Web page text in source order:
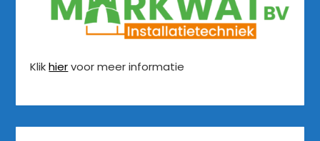
Klikhiervoor meer informatie